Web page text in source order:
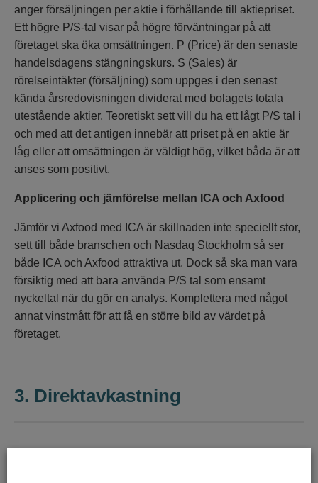
anger försäljningen per aktie i förhållande till aktiepriset.
Ett högre P/S-tal visar på högre förväntningar på att
företaget ska öka omsättningen. P (Price) är den senaste
handelsdagens stängningskurs. S (Sales) är
rörelseintäkter (försäljning) som uppges i den senast
kända årsredovisningen dividerat med bolagets totala
utestående aktier. Teoretiskt sett vill du ha ett lågt P/S tal i
och med att det antigen innebär att priset på en aktie är
låg eller att omsättningen är väldigt hög, vilket båda är att
anses som positivt.
Applicering och jämförelse mellan ICA och Axfood
Jämför vi Axfood med ICA är skillnaden inte speciellt stor,
sett till både branschen och Nasdaq Stockholm så ser
både ICA och Axfood attraktiva ut. Dock så ska man vara
försiktig med att bara använda P/S tal som ensamt
nyckeltal när du gör en analys. Komplettera med något
annat vinstmått för att få en större bild av värdet på
företaget.
3. Direktavkastning